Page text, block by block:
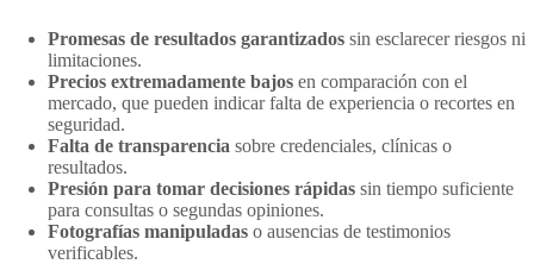
Promesas de resultados garantizados sin esclarecer riesgos ni
limitaciones.
Precios extremadamente bajos en comparación con el
mercado, que pueden indicar falta de experiencia o recortes en
seguridad.
Falta de transparencia sobre credenciales, clínicas o
resultados.
Presión para tomar decisiones rápidas sin tiempo suficiente
para consultas o segundas opiniones.
Fotografías manipuladas o ausencias de testimonios
verificables.